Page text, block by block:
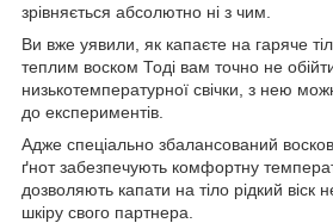
зрівняється абсолютно ні з чим.
Ви вже уявили, як капаєте на гаряче
теплим воском Тоді вам точно не
низькотемпературної свічки, з нею
до експериментів.
Адже спеціально збалансований
ґнот забезпечують комфортну
дозволяють капати на тіло рідкий віск
шкіру свого партнера.